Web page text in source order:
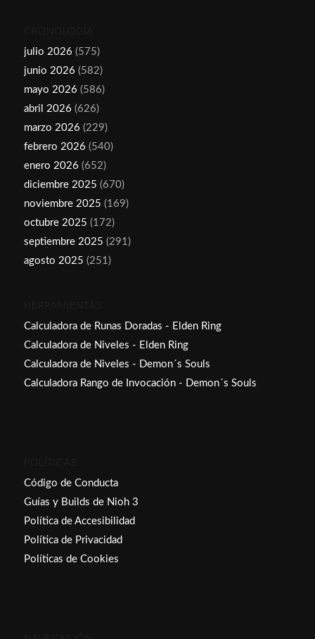
CRONOLOGÍA
julio 2026 (575)
junio 2026 (582)
mayo 2026 (586)
abril 2026 (626)
marzo 2026 (229)
febrero 2026 (540)
enero 2026 (652)
diciembre 2025 (670)
noviembre 2025 (169)
octubre 2025 (172)
septiembre 2025 (291)
agosto 2025 (251)
HERRAMIENTAS
Calculadora de Runas Doradas - Elden Ring
Calculadora de Niveles - Elden Ring
Calculadora de Niveles - Demon´s Souls
Calculadora Rango de Invocación - Demon´s Souls
POLÍTICAS
Código de Conducta
Guías y Builds de Nioh 3
Política de Accesibilidad
Política de Privacidad
Políticas de Cookies